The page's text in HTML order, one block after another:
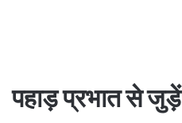
पहाड़ प्रभात से जुड़ें